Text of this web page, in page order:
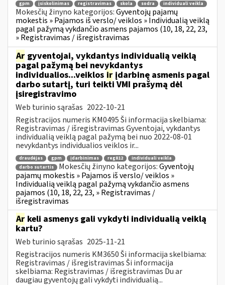
gpm įsiskolinimas registravimas skola sodra individuali veikla
Mokesčių žinyno kategorijos:Gyventojų pajamų
mokestis » Pajamos iš verslo/ veiklos » Individualią veiklą
pagal pažymą vykdančio asmens pajamos (10, 18, 22, 23,
» Registravimas / išregistravimas
Ar gyventojai, vykdantys individualią veiklą
pagal pažymą bei nevykdantys
individualios...veiklos ir įdarbinę asmenis pagal
darbo sutartį, turi teikti VMI prašymą dėl
įsiregistravimo
Web turinio sąrašas 2022-10-21
Registracijos numeris KM0495 Ši informacija skelbiama:
Registravimas / išregistravimas Gyventojai, vykdantys
individualią veiklą pagal pažymą bei nuo 2022-08-01
nevykdantys individualios veiklos ir...
draudėjas gpm įdarbinimas reg812
individuali veikla
darbo sutartis
Mokesčių žinyno kategorijos:Gyventojų
pajamų mokestis » Pajamos iš verslo/ veiklos »
Individualią veiklą pagal pažymą vykdančio asmens
pajamos (10, 18, 22, 23, » Registravimas /
išregistravimas
Ar keli asmenys gali vykdyti individualią veiklą
kartu?
Web turinio sąrašas 2025-11-21
Registracijos numeris KM3650 Ši informacija skelbiama:
Registravimas / išregistravimas Ši informacija
skelbiama: Registravimas / išregistravimas Du ar
daugiau gyventojų gali vykdyti individualią...